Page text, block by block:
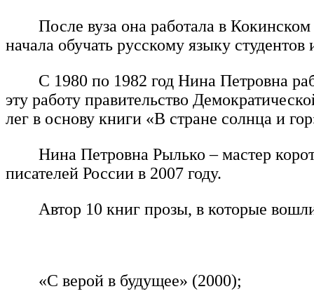
После вуза она работала в
начала обучать русскому языку
С 1980 по 1982 год Нина Петровна
эту работу правительство
лег в основу книги «В стране солнца и
Нина Петровна Рылько – мастер
писателей России в 2007 году.
Автор 10 книг прозы, в которые
«С верой в будущее» (2000);